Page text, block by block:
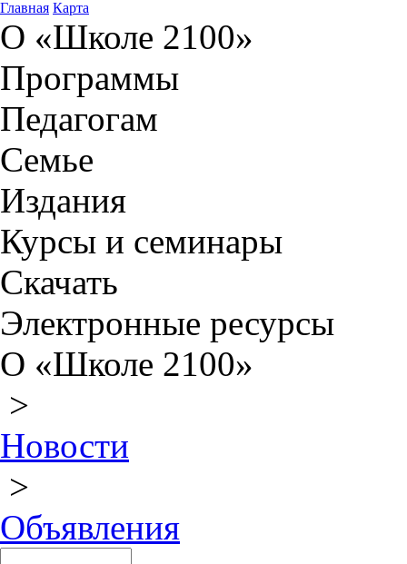
Главная Карта
О «Школе 2100»
Программы
Педагогам
Семье
Издания
Курсы и семинары
Скачать
Электронные ресурсы
О «Школе 2100»
>
Новости
>
Объявления